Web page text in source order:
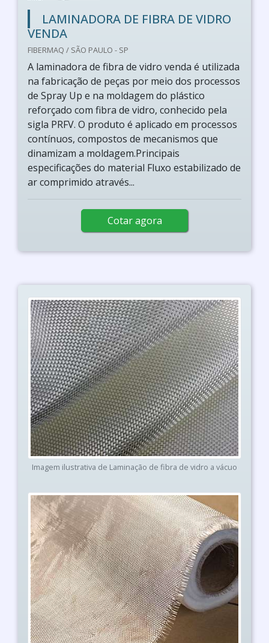
LAMINADORA DE FIBRA DE VIDRO
VENDA
FIBERMAQ / SÃO PAULO - SP
A laminadora de fibra de vidro venda é utilizada
na fabricação de peças por meio dos processos
de Spray Up e na moldagem do plástico
reforçado com fibra de vidro, conhecido pela
sigla PRFV. O produto é aplicado em processos
contínuos, compostos de mecanismos que
dinamizam a moldagem.Principais
especificações do material Fluxo estabilizado de
ar comprimido através...
Cotar agora
Imagem ilustrativa de Laminação de fibra de vidro a vácuo